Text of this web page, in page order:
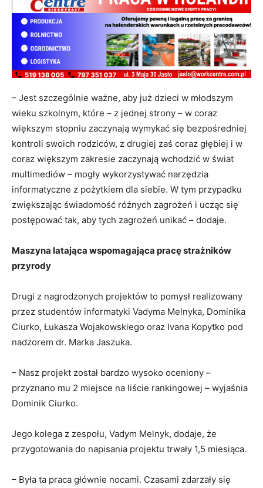
– Jest szczególnie ważne, aby już dzieci w młodszym
wieku szkolnym, które – z jednej strony – w coraz
większym stopniu zaczynają wymykać się bezpośredniej
kontroli swoich rodziców, z drugiej zaś coraz głębiej i w
coraz większym zakresie zaczynają wchodzić w świat
multimediów – mogły wykorzystywać narzędzia
informatyczne z pożytkiem dla siebie. W tym przypadku
zwiększając świadomość różnych zagrożeń i ucząc się
postępować tak, aby tych zagrożeń unikać – dodaje.
Maszyna latająca wspomagająca pracę strażników
przyrody
Drugi z nagrodzonych projektów to pomysł realizowany
przez studentów informatyki Vadyma Melnyka, Dominika
Ciurko, Łukasza Wojakowskiego oraz Ivana Kopytko pod
nadzorem dr. Marka Jaszuka.
– Nasz projekt został bardzo wysoko oceniony –
przyznano mu 2 miejsce na liście rankingowej – wyjaśnia
Dominik Ciurko.
Jego kolega z zespołu, Vadym Melnyk, dodaje, że
przygotowania do napisania projektu trwały 1,5 miesiąca.
– Była ta praca głównie nocami. Czasami zdarzały się